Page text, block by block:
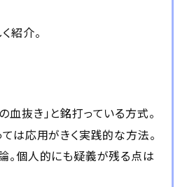
紹介。
血抜き」と銘打っている方式。
は応用がきく実践的な方法。
。個人的にも疑義が残る点は